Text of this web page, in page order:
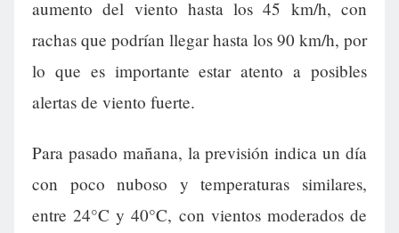
aumento del viento hasta los 45 km/h, con
rachas que podrían llegar hasta los 90 km/h, por
lo que es importante estar atento a posibles
alertas de viento fuerte.
Para pasado mañana, la previsión indica un día
con poco nuboso y temperaturas similares,
entre 24°C y 40°C, con vientos moderados de